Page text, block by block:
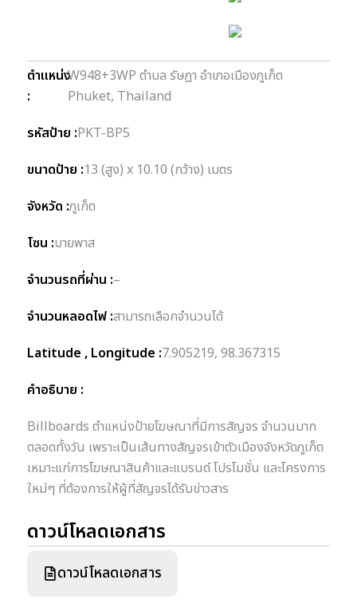
ตำแหน่ง
:
W948+3WP ตำบล รัษฎา อำเภอเมืองภูเก็ต
Phuket, Thailand
รหัสป้าย :PKT-BP5
ขนาดป้าย :13 (สูง) x 10.10 (กว้าง) เมตร
จังหวัด :ภูเก็ต
โซน :บายพาส
จำนวนรถที่ผ่าน :–
จำนวนหลอดไฟ :สามารถเลือกจำนวนได้
Latitude , Longitude :7.905219, 98.367315
คำอธิบาย :
Billboards ตำแหน่งป้ายโฆษณาที่มีการสัญจร จำนวนมาก
ตลอดทั้งวัน เพราะเป็นเส้นทางสัญจรเข้าตัวเมืองจังหวัดภูเก็ต
เหมาะแก่การโฆษณาสินค้าและแบรนด์ โปรโมชั่น และโครงการ
ใหม่ๆ ที่ต้องการให้ผู้ที่สัญจรได้รับข่าวสาร
ดาวน์โหลดเอกสาร
ดาวน์โหลดเอกสาร